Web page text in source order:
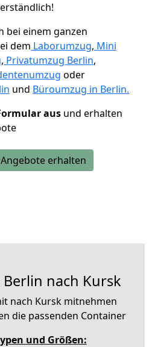
bei einem ganzen
dem Laborumzug, Mini
, Privatumzug Berlin,
oder
und Büroumzug in Berlin.
aus und erhalten
erhalten
nach Kursk
nach Kursk mitnehmen
die passenden Container
und Größen: